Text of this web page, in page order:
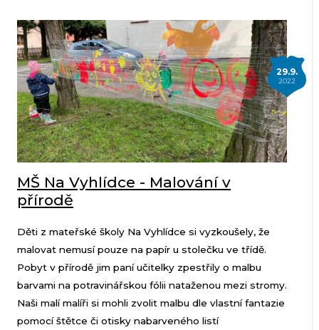
29.9.
2022
MŠ Na Vyhlídce - Malování v
přírodě
Děti z mateřské školy Na Vyhlídce si vyzkoušely, že
malovat nemusí pouze na papír u stolečku ve třídě.
Pobyt v přírodě jim paní učitelky zpestřily o malbu
barvami na potravinářskou fólii nataženou mezi stromy.
Naši malí malíři si mohli zvolit malbu dle vlastní fantazie
pomocí štětce či otisky nabarveného listí